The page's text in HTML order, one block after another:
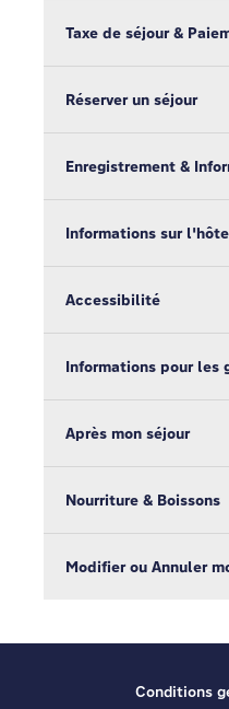
Taxe de séjour &
Réserver un séjour
Enregistrement &
Informations sur
Accessibilité
Informations pour les
Après mon séjour
Nourriture & Boissons
Modifier ou Annuler
Conditions